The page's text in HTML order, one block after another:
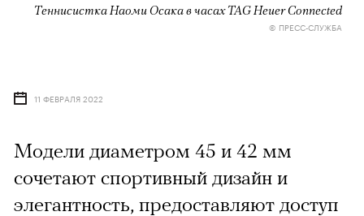
Теннисистка Наоми Осака в часах TAG Heuer Connected
© ПРЕСС-СЛУЖБА
11 ФЕВРАЛЯ 2022
Модели диаметром 45 и 42 мм
сочетают спортивный дизайн и
элегантность, предоставляют доступ